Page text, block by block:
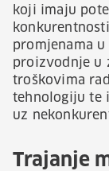
koji imaju
promjenama
proizvodnje u
troškovima
tehnologiju te
uz
Trajanje